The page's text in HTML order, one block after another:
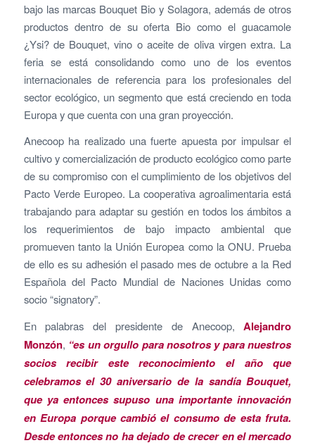
bajo las marcas Bouquet Bio y Solagora, además de otros
productos dentro de su oferta Bio como el guacamole
¿Ysi? de Bouquet, vino o aceite de oliva virgen extra. La
feria se está consolidando como uno de los eventos
internacionales de referencia para los profesionales del
sector ecológico, un segmento que está creciendo en toda
Europa y que cuenta con una gran proyección.
Anecoop ha realizado una fuerte apuesta por impulsar el
cultivo y comercialización de producto ecológico como parte
de su compromiso con el cumplimiento de los objetivos del
Pacto Verde Europeo. La cooperativa agroalimentaria está
trabajando para adaptar su gestión en todos los ámbitos a
los requerimientos de bajo impacto ambiental que
promueven tanto la Unión Europea como la ONU. Prueba
de ello es su adhesión el pasado mes de octubre a la Red
Española del Pacto Mundial de Naciones Unidas como
socio “signatory”.
En palabras del presidente de Anecoop,Alejandro
Monzón, “es un orgullo para nosotros y para nuestros
socios recibir este reconocimiento el año que
celebramos el 30 aniversario de la sandía Bouquet,
que ya entonces supuso una importante innovación
en Europa porque cambió el consumo de esta fruta.
Desde entonces no ha dejado de crecer en el mercado